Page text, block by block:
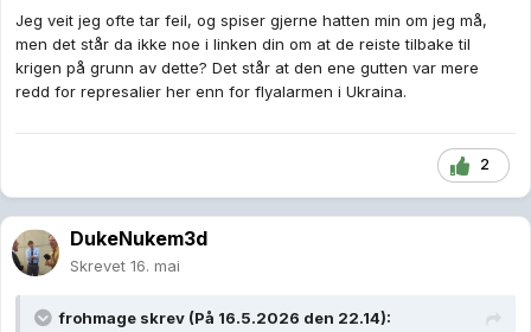
Jeg veit jeg ofte tar feil, og spiser gjerne hatten min om jeg må,
men det står da ikke noe i linken din om at de reiste tilbake til
krigen på grunn av dette? Det står at den ene gutten var mere
redd for represalier her enn for flyalarmen i Ukraina.
2
DukeNukem3d
Skrevet 16. mai
frohmage skrev (På 16.5.2026 den 22.14):